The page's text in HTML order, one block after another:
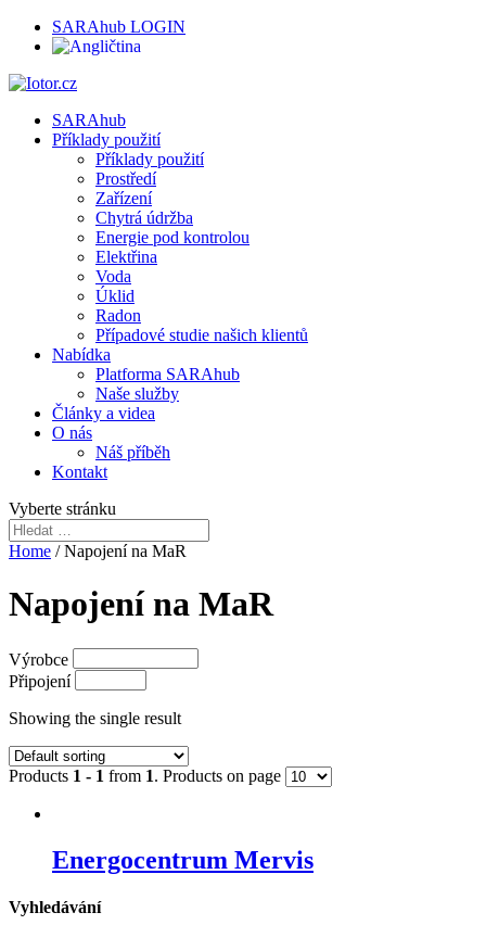
SARAhub LOGIN
SARAhub
Příklady použití
Příklady použití
Prostředí
Zařízení
Chytrá údržba
Energie pod kontrolou
Elektřina
Voda
Úklid
Radon
Případové studie našich klientů
Nabídka
Platforma SARAhub
Naše služby
Články a videa
O nás
Náš příběh
Kontakt
Vyberte stránku
Home / Napojení na MaR
Napojení na MaR
Výrobce
Připojení
Showing the single result
Products 1 - 1 from 1. Products on page
Energocentrum Mervis
Vyhledávání